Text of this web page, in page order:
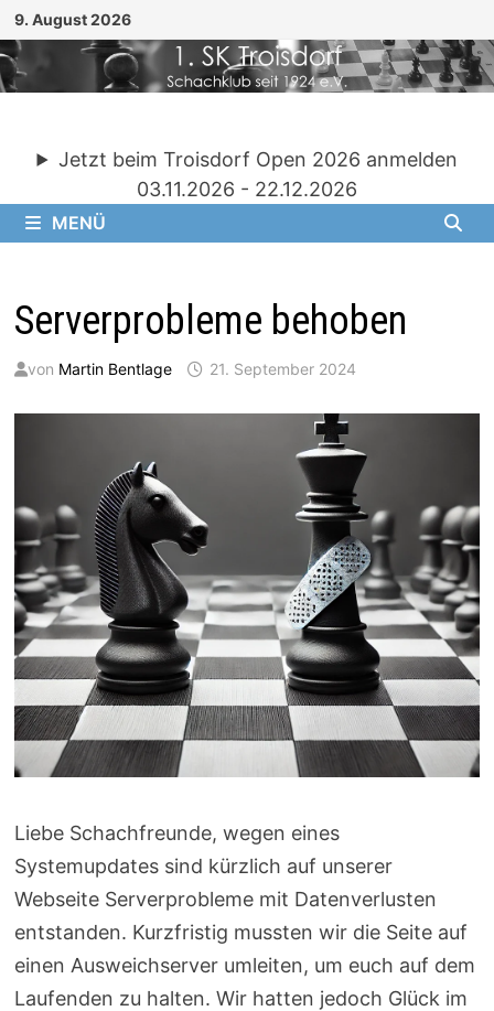
Zum
Inhalt
springen
9. August 2026
Jetzt beim Troisdorf Open 2026 anmelden
03.11.2026 - 22.12.2026
MENÜ
Serverprobleme behoben
von Martin Bentlage 21. September 2024
Liebe Schachfreunde, wegen eines
Systemupdates sind kürzlich auf unserer
Webseite Serverprobleme mit Datenverlusten
entstanden. Kurzfristig mussten wir die Seite auf
einen Ausweichserver umleiten, um euch auf dem
Laufenden zu halten. Wir hatten jedoch Glück im